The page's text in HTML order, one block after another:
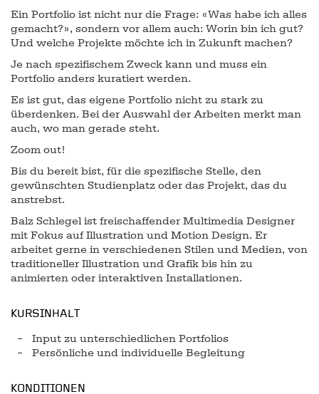
Ein Portfolio ist nicht nur die Frage: «Was habe ich alles
gemacht?», sondern vor allem auch: Worin bin ich gut?
Und welche Projekte möchte ich in Zukunft machen?
Je nach spezifischem Zweck kann und muss ein
Portfolio anders kuratiert werden.
Es ist gut, das eigene Portfolio nicht zu stark zu
überdenken. Bei der Auswahl der Arbeiten merkt man
auch, wo man gerade steht.
Zoom out!
Bis du bereit bist, für die spezifische Stelle, den
gewünschten Studienplatz oder das Projekt, das du
anstrebst.
Balz Schlegel ist freischaffender Multimedia Designer
mit Fokus auf Illustration und Motion Design. Er
arbeitet gerne in verschiedenen Stilen und Medien, von
traditioneller Illustration und Grafik bis hin zu
animierten oder interaktiven Installationen.
KURSINHALT
Input zu unterschiedlichen Portfolios
Persönliche und individuelle Begleitung
KONDITIONEN